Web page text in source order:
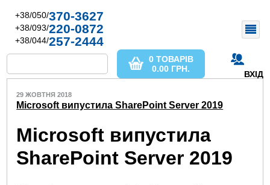
+38/050/370-3627
+38/093/220-0872
+38/044/257-2444
ВХІД
0 ТОВАРІВ
0.00 ГРН.
29 ЖОВТНЯ 2018
Microsoft випустила SharePoint Server 2019
Microsoft випустила
SharePoint Server 2019